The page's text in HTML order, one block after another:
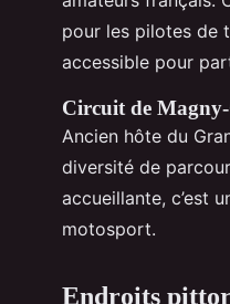
pour les pilotes de
accessible pour
Circuit de
Ancien hôte du
diversité de
accueillante, c’est
motosport.
Endroits